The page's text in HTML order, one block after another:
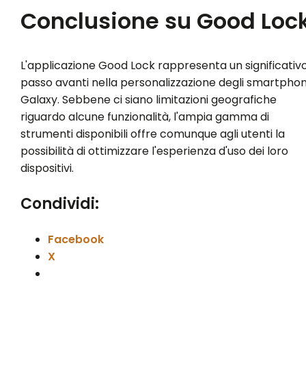
Conclusione su Good
L'applicazione Good Lock rappresenta un
passo avanti nella personalizzazione degli
Galaxy. Sebbene ci siano limitazioni geografiche
riguardo alcune funzionalità, l'ampia gamma di
strumenti disponibili offre comunque agli utenti la
possibilità di ottimizzare l'esperienza d'uso dei loro
dispositivi.
Condividi:
Facebook
X